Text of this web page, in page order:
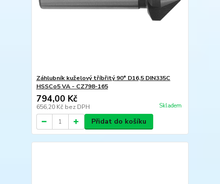
Záhlubník kuželový tříbřitý 90° D16,5 DIN335C
HSSCo5 VA - CZ798-165
794,00 Kč
656,20 Kč bez DPH Skladem
Přidat do košíku